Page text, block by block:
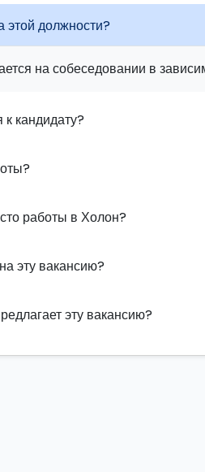
этой должности?
на собеседовании в
кандидату?
работы в Холон?
эту вакансию?
эту вакансию?